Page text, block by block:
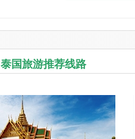
泰国旅游推荐线路